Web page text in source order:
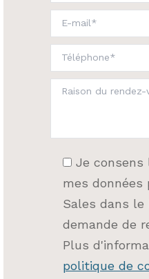
Je
mes données
Sales dans
demande de
Plus
politique de